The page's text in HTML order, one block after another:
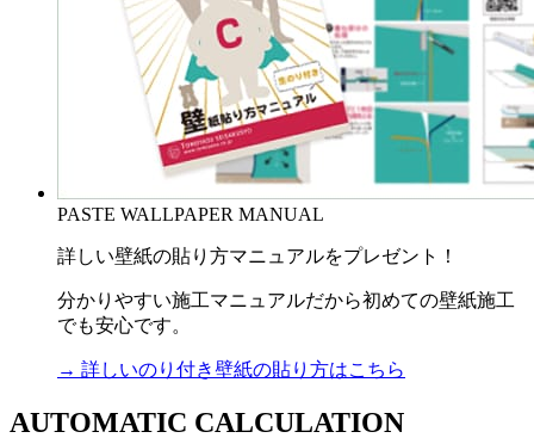
PASTE WALLPAPER MANUAL
詳しい壁紙の貼り方マニュアルをプレゼント！
分かりやすい施工マニュアルだから初めての壁紙施工
でも安心です。
→ 詳しいのり付き壁紙の貼り方はこちら
AUTOMATIC CALCULATION